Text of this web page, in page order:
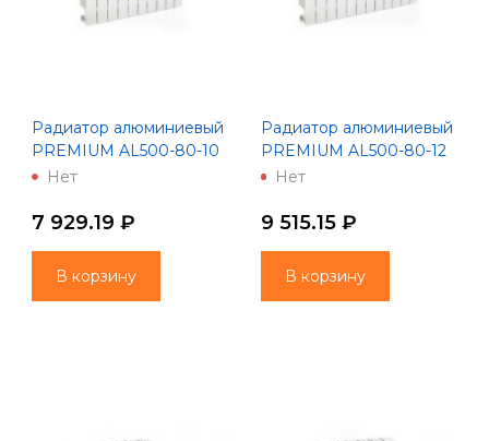
Радиатор алюминиевый
PREMIUM AL500-80-10
(Lammin)
Нет
7 929.19 ₽
В корзину
Радиатор алюминиевый
PREMIUM AL500-80-12
(Lammin)
Нет
9 515.15 ₽
В корзину